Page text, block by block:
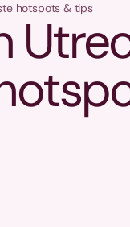
hotspots & tips